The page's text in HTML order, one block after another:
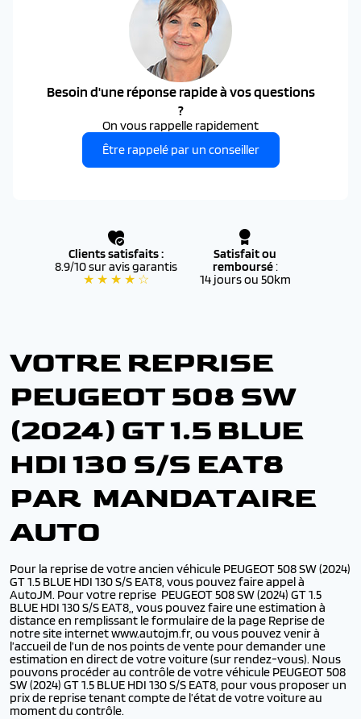
Besoin d'une réponse rapide à vos questions
?
On vous rappelle rapidement
Être rappelé par un conseiller
Clients satisfaits :
8.9/10 sur avis garantis
★ ★ ★ ★ ☆
Satisfait ou
remboursé:
14 jours ou 50km
VOTRE REPRISE
PEUGEOT 508 SW
(2024) GT 1.5 BLUE
HDI 130 S/S EAT8
PAR MANDATAIRE
AUTO
Pour la reprise de votre ancien véhicule PEUGEOT 508 SW (2024)
GT 1.5 BLUE HDI 130 S/S EAT8, vous pouvez faire appel à
AutoJM. Pour votre reprise PEUGEOT 508 SW (2024) GT 1.5
BLUE HDI 130 S/S EAT8,, vous pouvez faire une estimation à
distance en remplissant le formulaire de la page Reprise de
notre site internet www.autojm.fr, ou vous pouvez venir à
l’accueil de l’un de nos points de vente pour demander une
estimation en direct de votre voiture (sur rendez-vous). Nous
pouvons procéder au contrôle de votre véhicule PEUGEOT 508
SW (2024) GT 1.5 BLUE HDI 130 S/S EAT8, pour vous proposer un
prix de reprise tenant compte de l’état de votre voiture au
moment du contrôle.